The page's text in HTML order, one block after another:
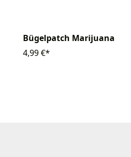
Bügelpatch Marijuana
4,99 €*